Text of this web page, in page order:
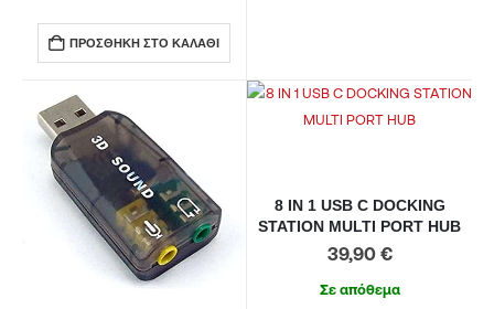
ΠΡΟΣΘΉΚΗ ΣΤΟ ΚΑΛΆΘΙ
8 IN 1 USB C DOCKING
STATION MULTI PORT HUB
39,90 €
Σε απόθεμα